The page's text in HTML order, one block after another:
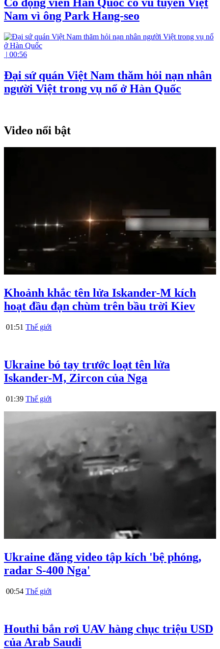
Cổ động viên Hàn Quốc cổ vũ tuyển Việt
Nam vì ông Park Hang-seo
| 00:56
Đại sứ quán Việt Nam thăm hỏi nạn nhân
người Việt trong vụ nổ ở Hàn Quốc
Video nổi bật
Khoảnh khắc tên lửa Iskander-M kích
hoạt đầu đạn chùm trên bầu trời Kiev
01:51 Thế giới
Ukraine bó tay trước loạt tên lửa
Iskander-M, Zircon của Nga
01:39 Thế giới
Ukraine đăng video tập kích 'bệ phóng,
radar S-400 Nga'
00:54 Thế giới
Houthi bắn rơi UAV hàng chục triệu USD
của Arab Saudi